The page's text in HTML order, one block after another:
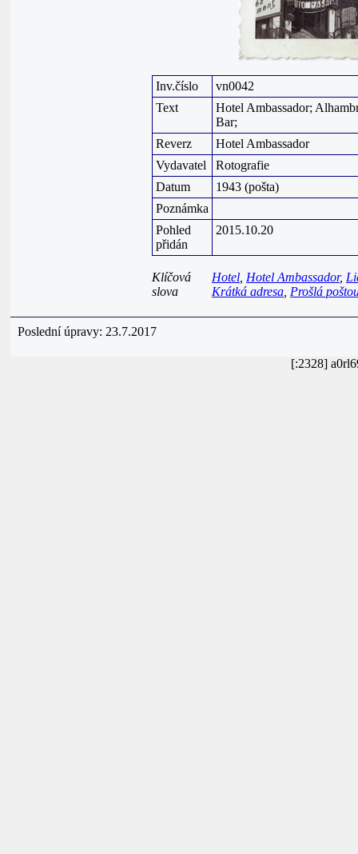
Inv.číslo
vn0042
Text
Hotel Ambassador;
Bar;
Reverz
Hotel Ambassador
Vydavatel
Rotografie
Datum
1943 (pošta)
Poznámka
Pohled
přidán
2015.10.20
Klíčová
slova
Hotel Hotel Ambassador,
Krátká adresa Prošlá
Poslední úpravy: 23.7.2017
[:2328]